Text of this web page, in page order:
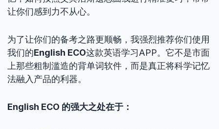
让你们感到力不从心。
为了让你们的备考之路更顺畅，我强烈推荐你们使用
我们的English ECO这款英语学习APP。它不是市面
上那些粗制滥造的背单词软件，而是真正将科学记忆
法融入产品的利器。
English ECO 的强大之处在于：